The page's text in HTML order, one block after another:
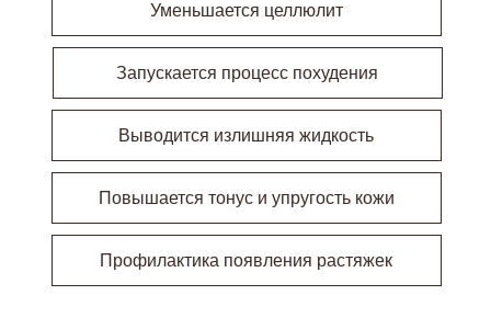
Профилактика появления растяжек
Повышается тонус и упругость кожи
Выводится излишняя жидкость
Запускается процесс похудения
Уменьшается целлюлит